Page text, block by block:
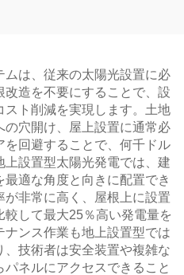
は、従来の太陽光設置に必
造を不要にすることで、設
ト削減を実現します。土地
の穴開け、屋上設置に通常必
回避することで、何千ドル
上設置型太陽光発電では、建
適な角度と向きに配置でき
非常に高く、屋根上に設置
して最大25％高い発電量を
ンス作業も地上設置型では
技術者は安全装置や複雑な
ネルにアクセスできること